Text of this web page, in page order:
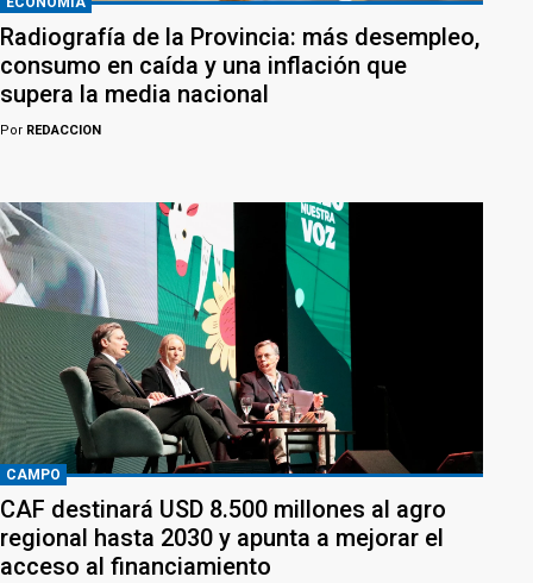
Radiografía de la Provincia: más desempleo,
consumo en caída y una inflación que
supera la media nacional
Por REDACCION
CAMPO
CAF destinará USD 8.500 millones al agro
regional hasta 2030 y apunta a mejorar el
acceso al financiamiento